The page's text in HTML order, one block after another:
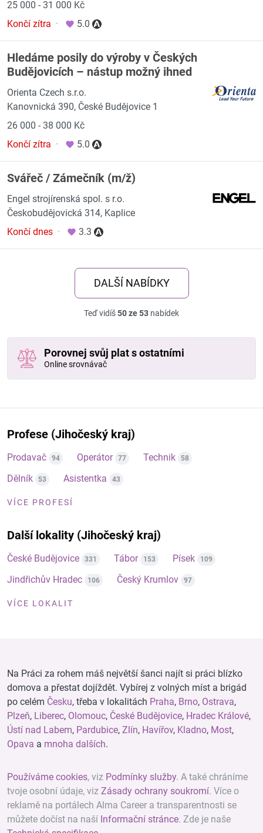
25 000 - 31 000 Kč
Končí zítra · 5.0
Hledáme posily do výroby v Českých
Budějovicích – nástup možný ihned
Orienta Czech s.r.o.
Kanovnická 390, České Budějovice 1
26 000 - 38 000 Kč
Končí zítra · 5.0
Svářeč / Zámečník (m/ž)
Engel strojírenská spol. s r.o.
Českobudějovická 314, Kaplice
Končí dnes · 3.3
DALŠÍ NABÍDKY
Teď vidíš50 ze 53 nabídek
Porovnej svůj plat s ostatními
Online srovnávač
Profese (Jihočeský kraj)
Prodavač 94 Operátor 77 Technik 58
Dělník 53 Asistentka 43
VÍCE PROFESÍ
Další lokality (Jihočeský kraj)
České Budějovice 331 Tábor 153 Písek 109
Jindřichův Hradec 106 Český Krumlov 97
VÍCE LOKALIT
Na Práci za rohem máš největší šanci najít si práci blízko
domova a přestat dojíždět. Vybírej z volných míst a brigád
po celém Česku, třeba v lokalitách Praha, Brno, Ostrava,
Plzeň, Liberec, Olomouc, České Budějovice, Hradec Králové,
Ústí nad Labem, Pardubice, Zlín, Havířov, Kladno, Most,
Opava a mnoha dalších.
Používáme cookies, viz Podmínky služby. A také chráníme
tvoje osobní údaje, viz Zásady ochrany soukromí. Více o
reklamě na portálech Alma Career a transparentnosti se
můžete dočíst na naší Informační stránce. Zde je naše